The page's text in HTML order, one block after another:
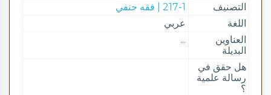
التصنيف
217-1 | فقه حنفي
اللغة
عربي
العناوين
البديلة
...
هل حقق في
رسالة علمية
؟